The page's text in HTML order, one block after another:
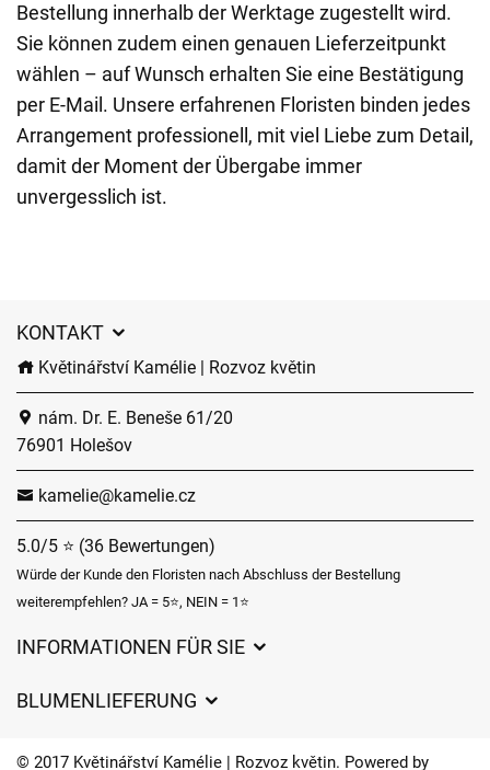
Bestellung innerhalb der Werktage zugestellt wird.
Sie können zudem einen genauen Lieferzeitpunkt
wählen – auf Wunsch erhalten Sie eine Bestätigung
per E-Mail. Unsere erfahrenen Floristen binden jedes
Arrangement professionell, mit viel Liebe zum Detail,
damit der Moment der Übergabe immer
unvergesslich ist.
KONTAKT
Květinářství Kamélie | Rozvoz květin
nám. Dr. E. Beneše 61/20
76901 Holešov
kamelie@kamelie.cz
5.0/5 ⭐ (36 Bewertungen)
Würde der Kunde den Floristen nach Abschluss der Bestellung
weiterempfehlen? JA = 5⭐, NEIN = 1⭐
INFORMATIONEN FÜR SIE
Lieferzeiten für Blumen – Übersicht der Möglichkeiten
BLUMENLIEFERUNG
© 2017 Květinářství Kamélie | Rozvoz květin. Powered by